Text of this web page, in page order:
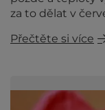
za to dělat v
Přečtěte si více